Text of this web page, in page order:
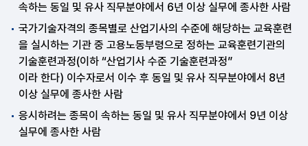
속하는 동일 및 유사 직무분야에서 6년 이상 실무에 종사한 사람
국가기술자격의 종목별로 산업기사의 수준에 해당하는 교육훈련
을 실시하는 기관 중 고용노동부령으로 정하는 교육훈련기관의
기술훈련과정(이하 “산업기사 수준 기술훈련과정”
이라 한다) 이수자로서 이수 후 동일 및 유사 직무분야에서 8년
이상 실무에 종사한 사람
응시하려는 종목이 속하는 동일 및 유사 직무분야에서 9년 이상
실무에 종사한 사람